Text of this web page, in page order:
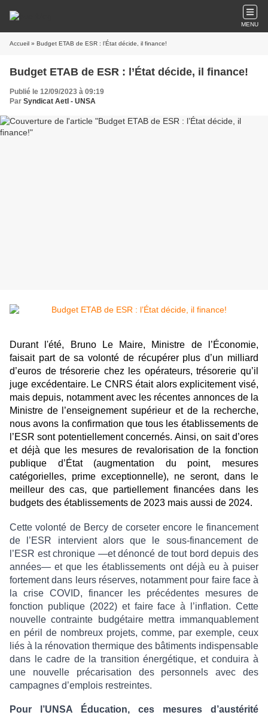
MENU
Accueil » Budget ETAB de ESR : l’État décide, il finance!
Budget ETAB de ESR : l’État décide, il finance!
Publié le 12/09/2023 à 09:19
Par Syndicat AetI - UNSA
Durant l'été, Bruno Le Maire, Ministre de l’Économie,
faisait part de sa volonté de récupérer plus d’un milliard
d’euros de trésorerie chez les opérateurs, trésorerie qu’il
juge excédentaire. Le CNRS était alors explicitement visé,
mais depuis, notamment avec les récentes annonces de la
Ministre de l’enseignement supérieur et de la recherche,
nous avons la confirmation que tous les établissements de
l’ESR sont potentiellement concernés. Ainsi, on sait d’ores
et déjà que les mesures de revalorisation de la fonction
publique d’État (augmentation du point, mesures
catégorielles, prime exceptionnelle), ne seront, dans le
meilleur des cas, que partiellement financées dans les
budgets des établissements de 2023 mais aussi de 2024.
Cette volonté de Bercy de corseter encore le financement
de l’ESR intervient alors que le sous-financement de
l’ESR est chronique —et dénoncé de tout bord depuis des
années— et que les établissements ont déjà eu à puiser
fortement dans leurs réserves, notamment pour faire face à
la crise COVID, financer les précédentes mesures de
fonction publique (2022) et faire face à l’inflation. Cette
nouvelle contrainte budgétaire mettra immanquablement
en péril de nombreux projets, comme, par exemple, ceux
liés à la rénovation thermique des bâtiments indispensable
dans le cadre de la transition énergétique, et conduira à
une nouvelle précarisation des personnels avec des
campagnes d’emplois restreintes.
Pour l’UNSA Éducation, ces mesures d’austérité